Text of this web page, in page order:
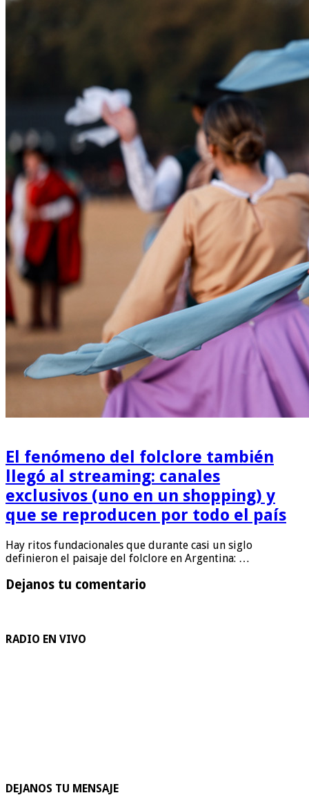
El fenómeno del folclore también
llegó al streaming: canales
exclusivos (uno en un shopping) y
que se reproducen por todo el país
Hay ritos fundacionales que durante casi un siglo
definieron el paisaje del folclore en Argentina: …
Dejanos tu comentario
RADIO EN VIVO
DEJANOS TU MENSAJE